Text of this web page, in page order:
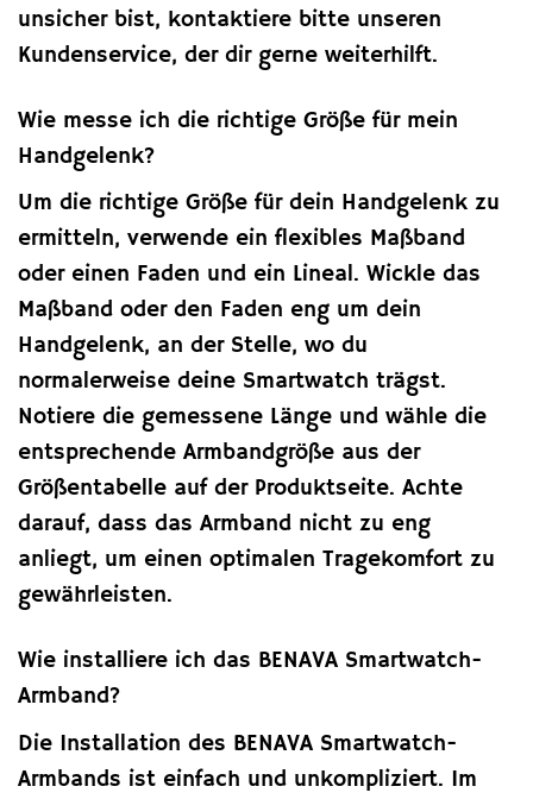
unsicher bist, kontaktiere bitte unseren
Kundenservice, der dir gerne weiterhilft.
Wie messe ich die richtige Größe für mein
Handgelenk?
Um die richtige Größe für dein Handgelenk zu
ermitteln, verwende ein flexibles Maßband
oder einen Faden und ein Lineal. Wickle das
Maßband oder den Faden eng um dein
Handgelenk, an der Stelle, wo du
normalerweise deine Smartwatch trägst.
Notiere die gemessene Länge und wähle die
entsprechende Armbandgröße aus der
Größentabelle auf der Produktseite. Achte
darauf, dass das Armband nicht zu eng
anliegt, um einen optimalen Tragekomfort zu
gewährleisten.
Wie installiere ich das BENAVA Smartwatch-
Armband?
Die Installation des BENAVA Smartwatch-
Armbands ist einfach und unkompliziert. Im